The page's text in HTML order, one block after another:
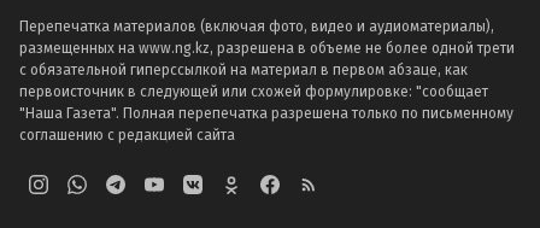
Перепечатка материалов (включая фото, видео и аудиоматериалы),
размещенных на www.ng.kz, разрешена в объеме не более одной трети
с обязательной гиперссылкой на материал в первом абзаце, как
первоисточник в следующей или схожей формулировке: "сообщает
"Наша Газета". Полная перепечатка разрешена только по письменному
соглашению с редакцией сайта